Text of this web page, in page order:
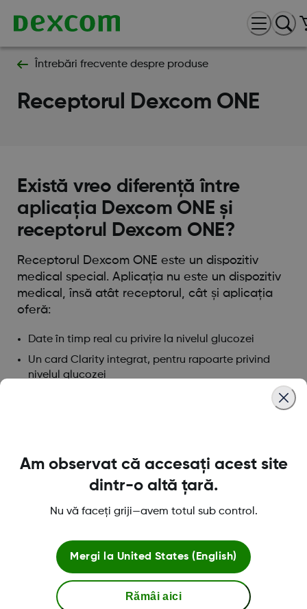
Întrebări frecvente despre produse
Receptorul Dexcom ONE
Există vreo diferență între
aplicația Dexcom ONE și
receptorul Dexcom ONE?
Receptorul Dexcom ONE este un dispozitiv
medical special. Aplicația nu este un dispozitiv
medical, însă atât receptorul, cât și aplicația
oferă:
Date în timp real cu privire la nivelul glucozei
Un card Clarity integrat, pentru rapoarte privind
nivelul glucozei
Alerte personalizabile cu privire la nivelul glucozei
Magazinul Dexcom ONE+
Am observat că accesați acest site
dintr-o altă țară.
Nu vă faceți griji—avem totul sub control.
Mergi la United States (English)
Rămâi aici